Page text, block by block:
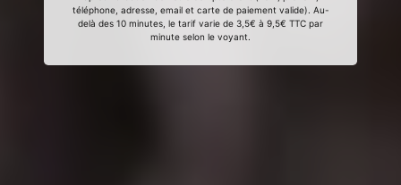
téléphone, adresse, email et carte de paiement valide). Au-
delà des 10 minutes, le tarif varie de 3,5€ à 9,5€ TTC par
minute selon le voyant.